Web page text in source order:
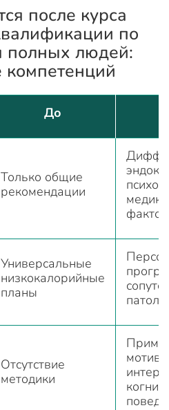
после курса
по
полных людей:
компетенций
До
Только общие
рекомендации
Универсальные
низкокалорийные
планы
Отсутствие
методики